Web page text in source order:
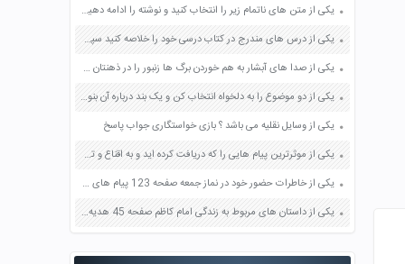
یکی از متن های ناتمام زیر را انتخاب کنید و نوشته را ادامه دهید صفحه 73 و 74 کتاب نگارش فارسی پنجم دبستان
یکی از درس های مندرج در کتاب درسی خود را خلاصه کنید سپس متن خلاصه شده را با بهره گیری از روش های دسته بندی نمودار جدول نقشه مفهومی نشان دهید صفحه 118 نگارش یازدهم
یکی از صدا های آبشار به هم خوردن برگ ها زنبور را در ذهنتان مجسم کنید و درباره آن یک بند بنویسید صفحه 11 نگارش پنجم
یکی از دو موضوع را به دلخواه انتخاب کن و یک بند درباره آن بنویس صفحه 35 کتاب نگارش فارسی سوم
یکی از وسایل نقلیه می باشد ؟ بازی خواستگاری جواب پاسخ
یکی از موثرترین پیام هایی را که دریافت کرده اید و به اقناع و تغییری جدی در شما منجر شده است برسی کنید و علت این تاثیر گذاری قابل توجه را بنویسید صفحه 52 تفکر و سواد رسانه ای دهم
یکی از خاطرات حضور خود در نماز جمعه صفحه 123 پیام های آسمان هفتم
یکی از داستان های مربوط به زندگی امام کاظم صفحه 45 هدیه های آسمان چهارم